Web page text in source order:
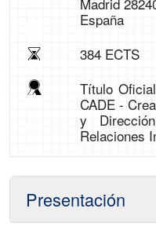
España
384 ECTS
Título
CADE -
y
Relaciones
Presentación